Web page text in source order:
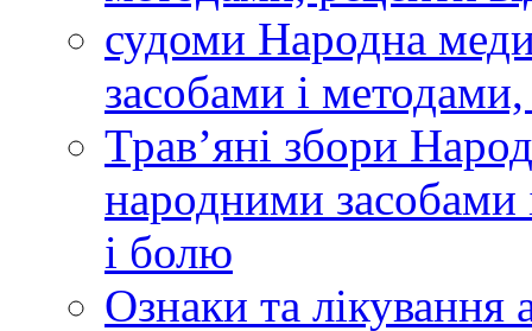
судоми Народна
засобами і
Трав’яні збори
народними засобами
і болю
Ознаки та